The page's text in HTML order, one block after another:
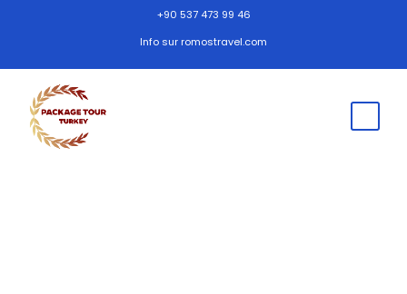
+90 537 473 99 46
Info sur romostravel.com